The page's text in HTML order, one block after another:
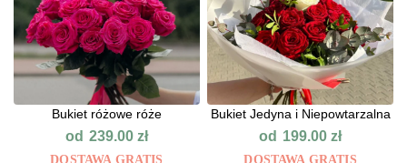
Bukiet różowe róże
od 239.00 zł
DOSTAWA GRATIS
Bukiet Jedyna i Niepowtarzalna
od 199.00zł
DOSTAWA GRATIS